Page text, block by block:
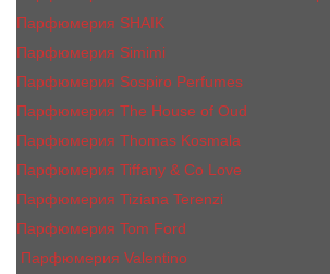
Парфюмерия SHAIK
Парфюмерия Simimi
Парфюмерия Sospiro Perfumes
Парфюмерия The House of Oud
Парфюмерия Thomas Kosmala
Парфюмерия Tiffany & Co Love
Парфюмерия Tiziana Terenzi
Парфюмерия Tom Ford
Парфюмерия Valentino